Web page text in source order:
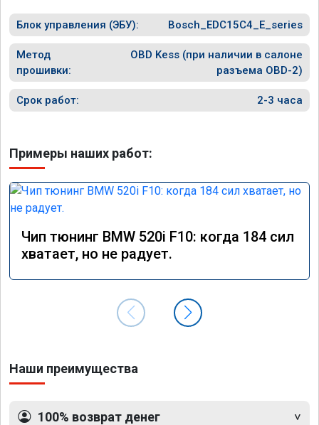
Блок управления (ЭБУ): Bosch_EDC15C4_E_series
Метод
прошивки:
OBD Kess (при наличии в салоне
разъема OBD-2)
Срок работ: 2-3 часа
Примеры наших работ:
Чип тюнинг BMW 520i F10: когда 184 сил
хватает, но не радует.
Наши преимущества
100% возврат денег